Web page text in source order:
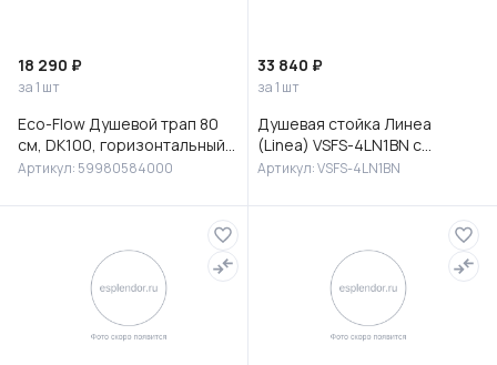
18 290 ₽
за 1 шт
Eco-Flow Душевой трап 80
см, DK100, горизонтальный
сифон 60 мм, матовый
Артикул: 59980584000
33 840 ₽
за 1 шт
Душевая стойка Линеа
(Linea) VSFS-4LN1BN с
изливом, брашированный
Артикул: VSFS-4LN1BN